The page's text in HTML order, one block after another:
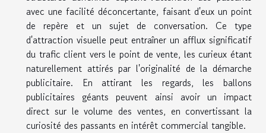
avec une facilité déconcertante, faisant d'eux un point
de repère et un sujet de conversation. Ce type
d'attraction visuelle peut entraîner un afflux significatif
du trafic client vers le point de vente, les curieux étant
naturellement attirés par l'originalité de la démarche
publicitaire. En attirant les regards, les ballons
publicitaires géants peuvent ainsi avoir un impact
direct sur le volume des ventes, en convertissant la
curiosité des passants en intérêt commercial tangible.